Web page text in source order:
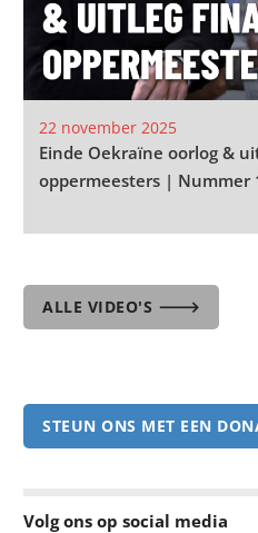
22 november 2025
Einde Oekraïne oorlog &
oppermeesters | Nummer
ALLE VIDEO'S 🡒
STEUN ONS MET EEN
Volg ons op social media